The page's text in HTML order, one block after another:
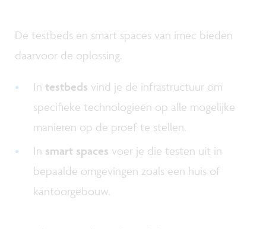
De testbeds en smart spaces van imec bieden
daarvoor de oplossing.
Intestbeds vind je de infrastructuur om
specifieke technologieën op alle mogelijke
manieren op de proef te stellen.
In smart spaces voer je die testen uit in
bepaalde omgevingen zoals een huis of
kantoorgebouw.